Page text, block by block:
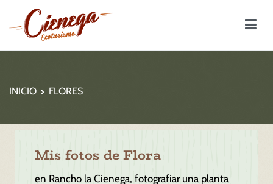
INICIO FLORES
Mis fotos de Flora
en Rancho la Cienega, fotografiar una planta